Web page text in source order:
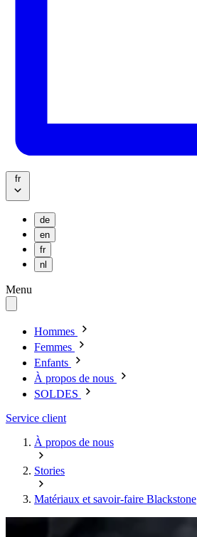
fr
de
en
fr
nl
Menu
Hommes
Femmes
Enfants
À propos de nous
SOLDES
Service client
À propos de nous
Stories
Matériaux et savoir-faire Blackstone